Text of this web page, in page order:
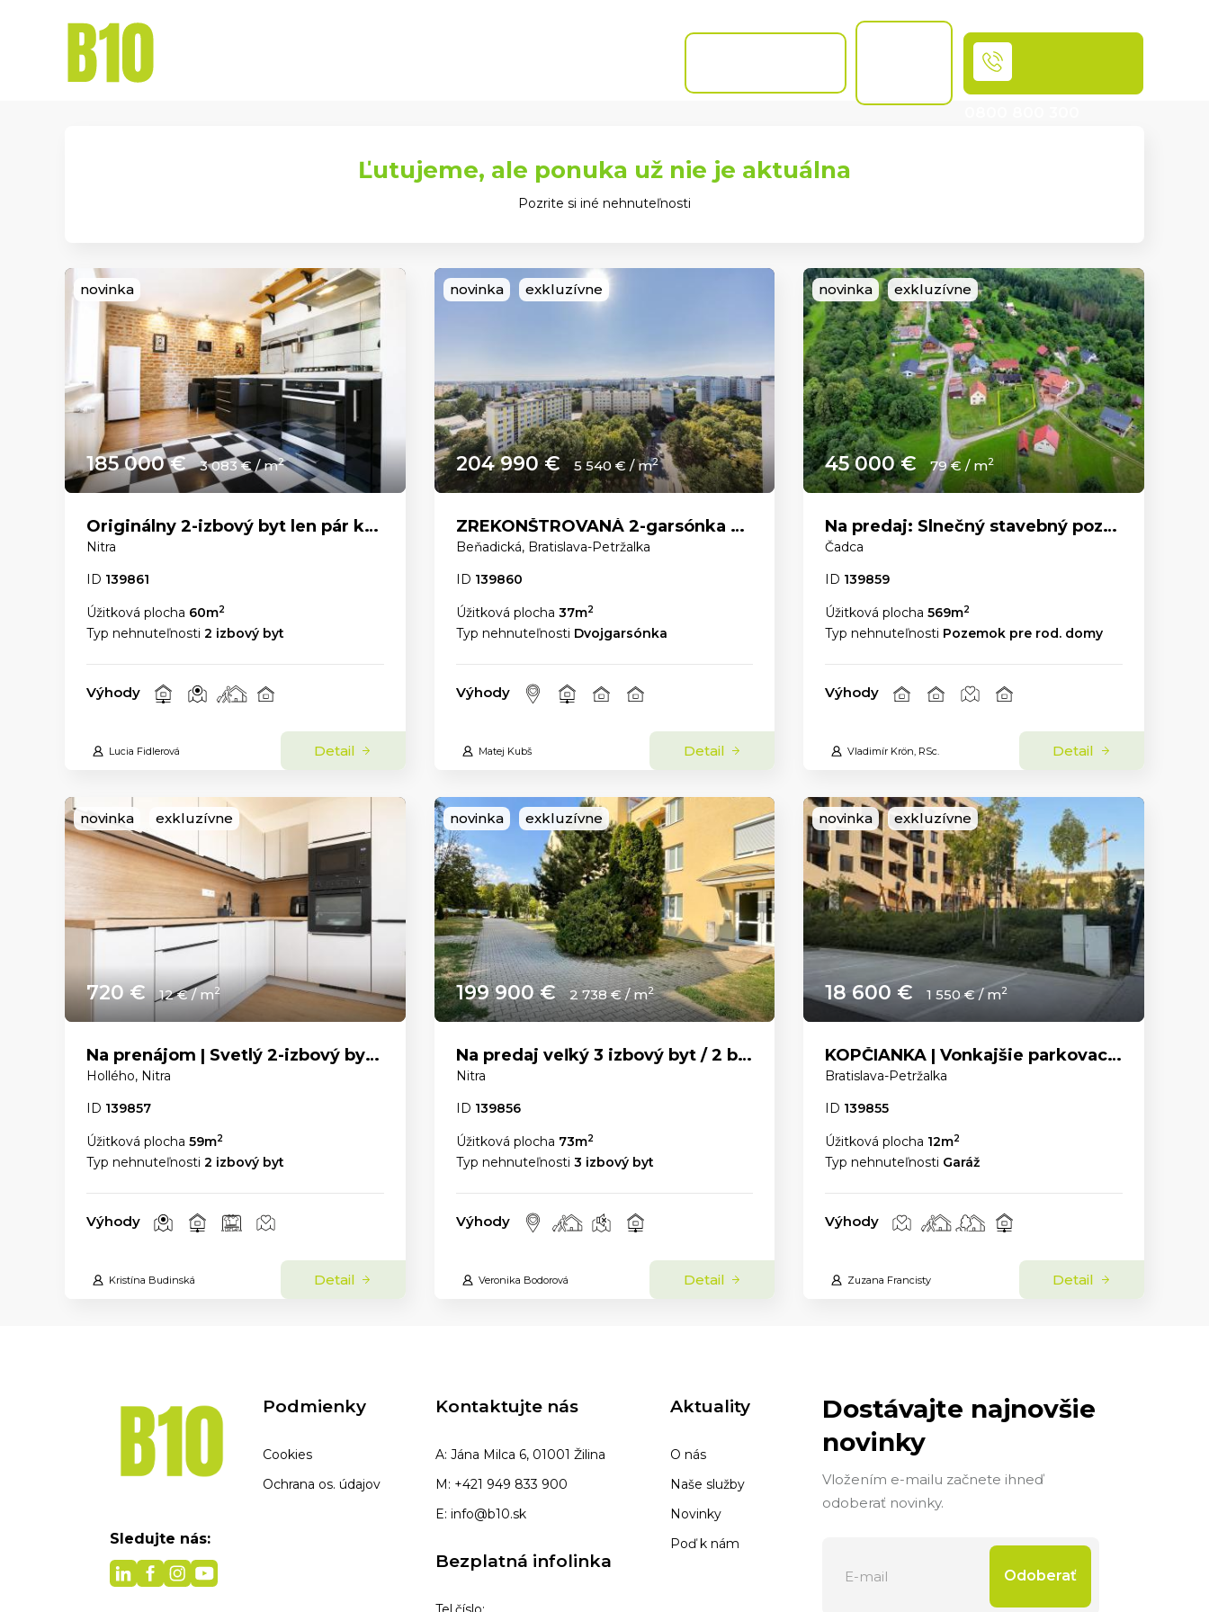
Ľutujeme, ale ponuka už nie je aktuálna
Pozrite si iné nehnuteľnosti
novinka
185 000 € 3 083 € / m2
Originálny 2-izbový byt len pár krokov od Nitrianskeho hradu
Nitra
ID 139861
Úžitková plocha 60m2
Typ nehnuteľnosti 2 izbový byt
Výhody
Lucia Fidlerová Detail
novinka exkluzívne
204 990 € 5 540 € / m2
ZREKONŠTROVANÁ 2-garsónka s PANORAMATICKÝM VÝHĽADOM a ELEKTRIČKOU priamo pred domom.
Beňadická, Bratislava-Petržalka
ID 139860
Úžitková plocha 37m2
Typ nehnuteľnosti Dvojgarsónka
Výhody
Matej Kubš Detail
novinka exkluzívne
45 000 € 79 € / m2
Na predaj: Slnečný stavebný pozemok 569 m² – Čadca, časť U Líšky
Čadca
ID 139859
Úžitková plocha569m2
Typ nehnuteľnosti Pozemok pre rod. domy
Výhody
Vladimír Krön, RSc. Detail
novinka exkluzívne
720 € 12 € / m2
Na prenájom | Svetlý 2-izbový byt s panoramatickým výhľadom v centre Nitry
Hollého, Nitra
ID 139857
Úžitková plocha 59m2
Typ nehnuteľnosti 2 izbový byt
Výhody
Kristína Budinská Detail
novinka exkluzívne
199 900 € 2 738 € / m2
Na predaj veľký 3 izbový byt / 2 balkóny / Čermáň
Nitra
ID 139856
Úžitková plocha 73m2
Typ nehnuteľnosti 3 izbový byt
Výhody
Veronika Bodorová Detail
novinka exkluzívne
18 600 € 1 550 € / m2
KOPČIANKA | Vonkajšie parkovacie státie
Bratislava-Petržalka
ID 139855
Úžitková plocha 12m2
Typ nehnuteľnosti Garáž
Výhody
Zuzana Francisty Detail
Sledujte nás:
Podmienky
Cookies
Ochrana os. údajov
Kontaktujte nás
A: Jána Milca 6, 01001 Žilina
M: +421 949 833 900
E: info@b10.sk
Bezplatná infolinka
Aktuality
O nás
Naše služby
Novinky
Poď k nám
Dostávajte najnovšie
novinky
Vložením e-mailu začnete ihneď
odoberať novinky.
Odoberať